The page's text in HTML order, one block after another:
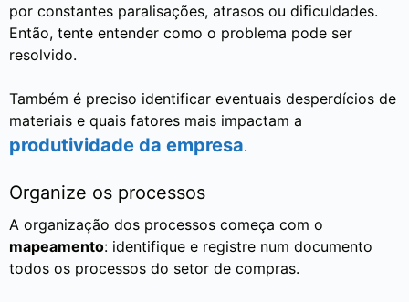
por constantes paralisações, atrasos ou dificuldades.
Então, tente entender como o problema pode ser
resolvido.
Também é preciso identificar eventuais desperdícios de
materiais e quais fatores mais impactam a
produtividade da empresa.
Organize os processos
A organização dos processos começa com o
mapeamento: identifique e registre num documento
todos os processos do setor de compras.